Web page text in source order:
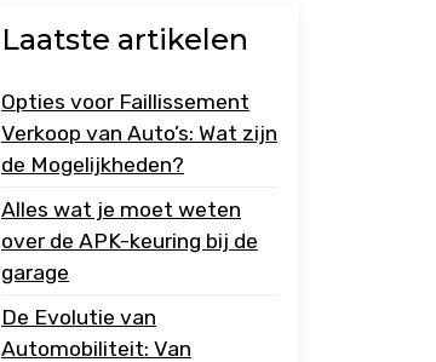
Laatste artikelen
Opties voor Faillissement
Verkoop van Auto’s: Wat zijn
de Mogelijkheden?
Alles wat je moet weten
over de APK-keuring bij de
garage
De Evolutie van
Automobiliteit: Van